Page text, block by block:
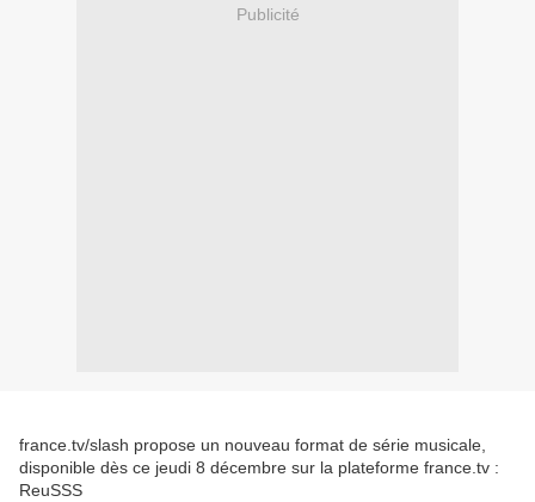
Publicité
france.tv/slash propose un nouveau format de série musicale,
disponible dès ce jeudi 8 décembre sur la plateforme france.tv :
ReuSSS